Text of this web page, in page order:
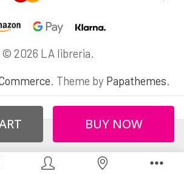
© 2026 LA libreria.
. Theme by Papathemes.